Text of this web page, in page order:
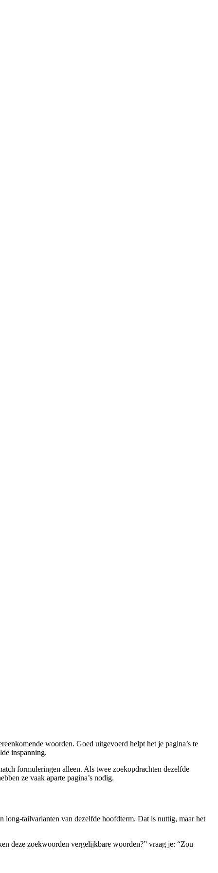
woorden. Goed uitgevoerd helpt het je pagina’s te
inspanning.
formuleringen alleen. Als twee zoekopdrachten dezelfde
ze vaak aparte pagina’s nodig.
long-tailvarianten van dezelfde hoofdterm. Dat is nuttig, maar het
deze zoekwoorden vergelijkbare woorden?” vraag je: “Zou